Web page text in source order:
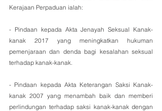
Kerajaan Perpaduan ialah:
- Pindaan kepada Akta Jenayah Seksual Kanak-
kanak 2017 yang meningkatkan hukuman
pemenjaraan dan denda bagi kesalahan seksual
terhadap kanak-kanak.
- Pindaan kepada Akta Keterangan Saksi Kanak-
kanak 2007 yang menambah baik dan memberi
perlindungan terhadap saksi kanak-kanak dengan